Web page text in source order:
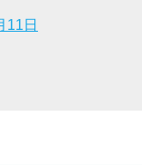
11日